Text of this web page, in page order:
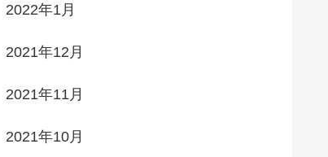
2022年1月
2021年12月
2021年11月
2021年10月